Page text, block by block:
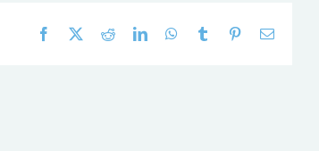
Facebook RedditLinkedInWhatsApp
Tumblr Pinterest
E-